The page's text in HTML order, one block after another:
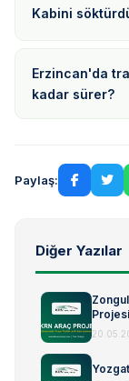
Kabini
Erzincan'da
kadar sürer?
Paylaş:
Diğer Yazılar
Projesi